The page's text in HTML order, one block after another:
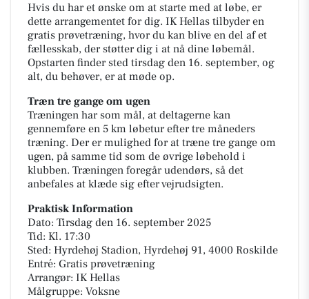
Hvis du har et ønske om at starte med at løbe, er
dette arrangementet for dig. IK Hellas tilbyder en
gratis prøvetræning, hvor du kan blive en del af et
fællesskab, der støtter dig i at nå dine løbemål.
Opstarten finder sted tirsdag den 16. september, og
alt, du behøver, er at møde op.
Træn tre gange om ugen
Træningen har som mål, at deltagerne kan
gennemføre en 5 km løbetur efter tre måneders
træning. Der er mulighed for at træne tre gange om
ugen, på samme tid som de øvrige løbehold i
klubben. Træningen foregår udendørs, så det
anbefales at klæde sig efter vejrudsigten.
Praktisk Information
Dato: Tirsdag den 16. september 2025
Tid: Kl. 17:30
Sted: Hyrdehøj Stadion, Hyrdehøj 91, 4000 Roskilde
Entré: Gratis prøvetræning
Arrangør: IK Hellas
Målgruppe: Voksne